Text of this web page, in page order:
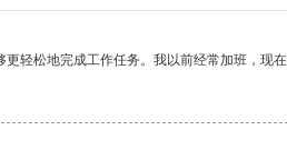
轻松地完成工作任务。我以前经常加班，现